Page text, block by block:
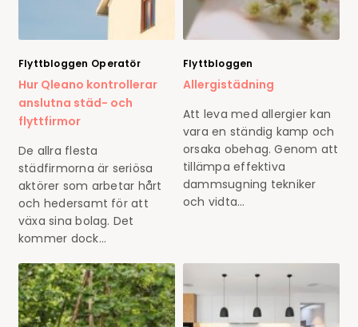
Flyttbloggen Operatör
Hur Qleano kontrollerar
anslutna städ- och
flyttfirmor
De allra flesta
städfirmorna är seriösa
aktörer som arbetar hårt
och hedersamt för att
växa sina bolag. Det
kommer dock…
Flyttbloggen
Allergistädning
Att leva med allergier kan
vara en ständig kamp och
orsaka obehag. Genom att
tillämpa effektiva
dammsugning tekniker
och vidta…